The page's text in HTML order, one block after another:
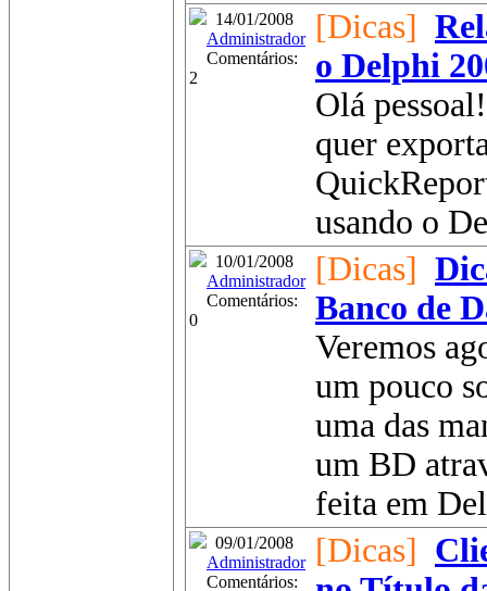
14/01/2008
Administrador
Comentários:
2
[Dicas]
o Delphi
Olá
quer
usando o
10/01/2008
Administrador
Comentários:
0
[Dicas]
Banco de
Veremos
um pouco
uma das
um BD
feita em
09/01/2008
Administrador
Comentários:
[Dicas]